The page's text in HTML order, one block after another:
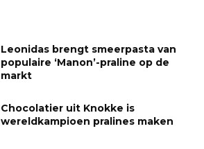
Leonidas brengt smeerpasta van
populaire ‘Manon’-praline op de
markt
Chocolatier uit Knokke is
wereldkampioen pralines maken